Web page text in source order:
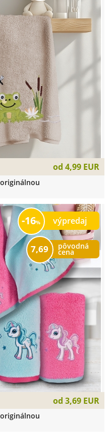
od 4,99 EUR
výpredaj
16
pôvodná
cena
7,69
od 3,69 EUR